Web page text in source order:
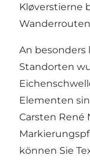
Kløverstierne
An besonders
Standorten
Elementen
Carsten René
können Sie